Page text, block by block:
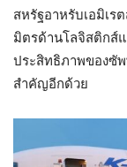
สหรัฐอาหรับเอมิเร
มิตรด้านโลจิสติกส์
ประสิทธิภาพของซัพ
สำคัญอีกด้วย